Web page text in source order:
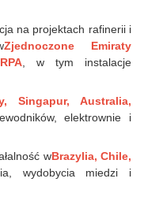
na projektach rafinerii i
Zjednoczone Emiraty
, w tym instalacje
Singapur, Australia,
elektrownie i
wBrazylia, Chile,
wydobycia miedzi i